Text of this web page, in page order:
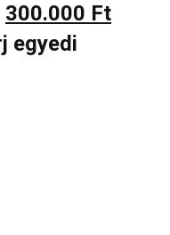
300.000 Ft
egyedi